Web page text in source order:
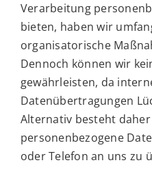
Verarbeitung
bieten, haben wir
organisatorische
Dennoch können wir
gewährleisten, da
Datenübertragungen
Alternativ besteht
personenbezogene
oder Telefon an uns zu